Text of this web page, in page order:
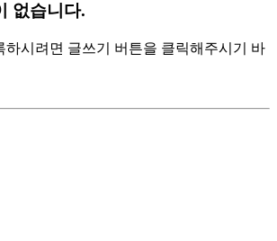
없습니다.
하시려면 글쓰기 버튼을 클릭해주시기 바